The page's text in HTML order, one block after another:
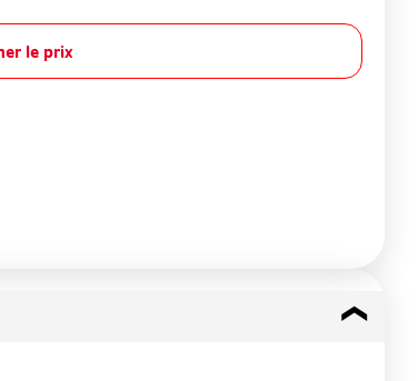
le prix